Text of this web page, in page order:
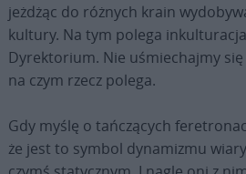
jeżdżąc do różnych krain
kultury. Na tym polega
Dyrektorium. Nie uśmiechajmy
na czym rzecz polega.
Gdy myślę o tańczących
że jest to symbol dynamizmu